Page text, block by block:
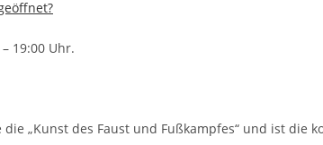
19:00 Uhr.
„Kunst des Faust und Fußkampfes“ und ist die